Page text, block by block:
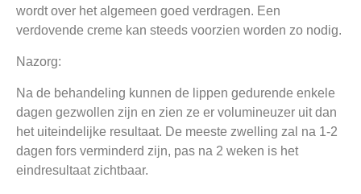
wordt over het algemeen goed verdragen. Een
verdovende creme kan steeds voorzien worden zo nodig.
Nazorg:
Na de behandeling kunnen de lippen gedurende enkele
dagen gezwollen zijn en zien ze er volumineuzer uit dan
het uiteindelijke resultaat. De meeste zwelling zal na 1-2
dagen fors verminderd zijn, pas na 2 weken is het
eindresultaat zichtbaar.